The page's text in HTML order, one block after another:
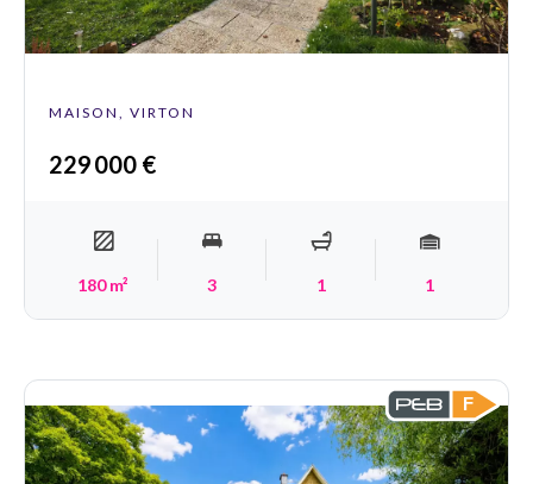
MAISON, VIRTON
229 000 €
180 m² 3 1 1
F